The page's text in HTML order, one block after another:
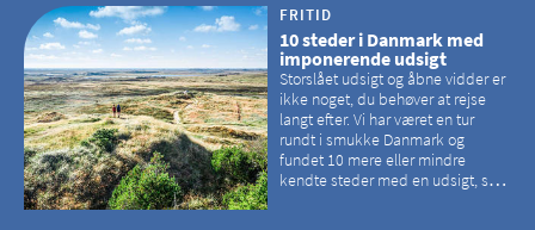
hvilke kirker, der er en omvej værd
FRITID
10 steder i Danmark med
imponerende udsigt
Storslået udsigt og åbne vidder er
ikke noget, du behøver at rejse
langt efter. Vi har været en tur
rundt i smukke Danmark og
fundet 10 mere eller mindre
kendte steder med en udsigt, som